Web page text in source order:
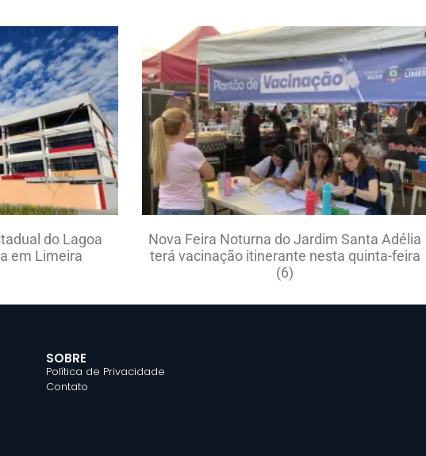
do Lagoa
em Limeira
Nova Feira Noturna do Jardim Santa Adélia
terá vacinação itinerante nesta quinta-feira
(6)
SOBRE
Política de Privacidade
Contato